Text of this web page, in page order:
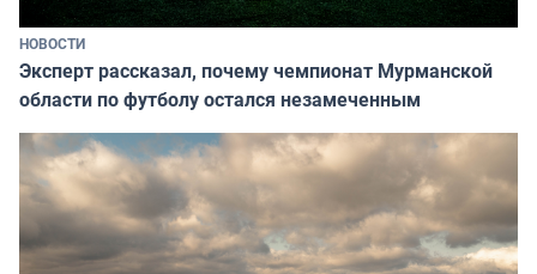
НОВОСТИ
Эксперт рассказал, почему чемпионат Мурманской
области по футболу остался незамеченным